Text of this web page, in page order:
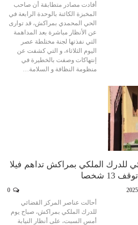
أفادت مصادر متطابقة أن صاحب
المخبزة الكائنة بالوحدة الرابعة في
الحي المحمدي بمراكش، قد توارى
عن الأنظار مباشرة بعد المداهمة
التي نفذتها لجنة مختلطة عصر
اليوم الثلاثاء، و التي كشفت عن
إنتهاكات وصفت بالخطيرة في
منظومة النظافة و السلامة…
للدرك الملكي بمراكش تداهم فيلا
شخصا
أحالت عناصر المركز القضائي
للدرك الملكي بمراكش، صباح يوم
أمس السبت، على أنظار النيابة